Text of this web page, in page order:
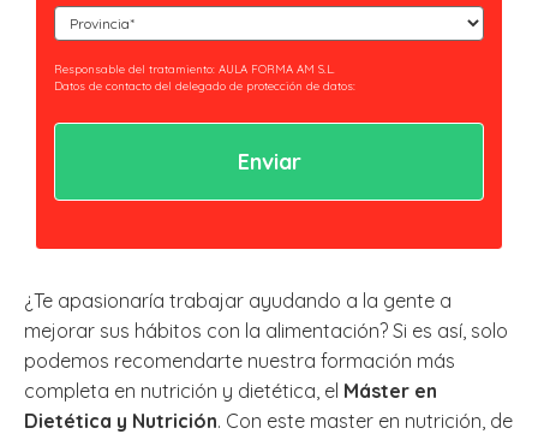
Curso
Responsable del tratamiento: AULA FORMA AM S.L.
Datos de contacto del delegado de protección de datos:
Legitimación: Tratamientos sometidos al cumplimiento de obligación legal
los derechos reconocidos por la normativa aplicable en la política de
¿Te apasionaría trabajar ayudando a la gente a
mejorar sus hábitos con la alimentación? Si es así, solo
podemos recomendarte nuestra formación más
completa en nutrición y dietética, el Máster en
Dietética y Nutrición. Con este master en nutrición, de